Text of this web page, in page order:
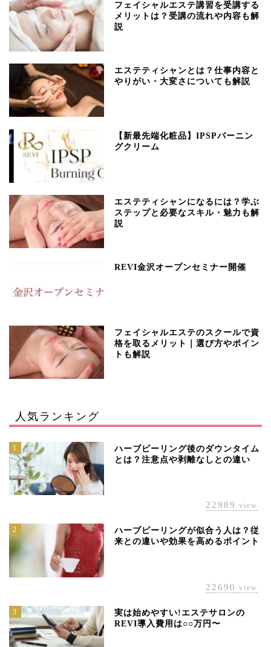
フェイシャルエステ講習を受講する
メリットは？受講の流れや内容も解
説
エステティシャンとは？仕事内容と
やりがい・大変さについても解説
【新最先端化粧品】IPSPバーニン
グクリーム
エステティシャンになるには？学ぶ
ステップと必要なスキル・魅力も解
説
REVI金沢オープンセミナー開催
フェイシャルエステのスクールで資
格を取るメリット｜選び方やポイン
トも解説
人気ランキング
1
ハーブピーリング後のダウンタイム
とは？注意点や剥離なしとの違い
22989 view
2
ハーブピーリングが似合う人は？従
来との違いや効果を高めるポイント
22690 view
3
実は始めやすい!エステサロンの
REVI導入費用は○○万円〜